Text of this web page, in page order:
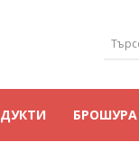
БРОШУРА